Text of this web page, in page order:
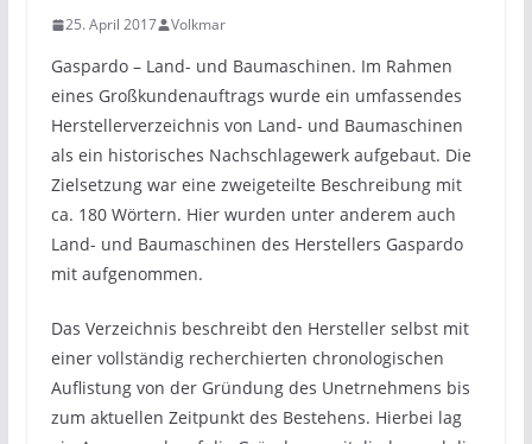
25. April 2017 Volkmar
Gaspardo – Land- und Baumaschinen. Im Rahmen
eines Großkundenauftrags wurde ein umfassendes
Herstellerverzeichnis von Land- und Baumaschinen
als ein historisches Nachschlagewerk aufgebaut. Die
Zielsetzung war eine zweigeteilte Beschreibung mit
ca. 180 Wörtern. Hier wurden unter anderem auch
Land- und Baumaschinen des Herstellers Gaspardo
mit aufgenommen.
Das Verzeichnis beschreibt den Hersteller selbst mit
einer vollständig recherchierten chronologischen
Auflistung von der Gründung des Unetrnehmens bis
zum aktuellen Zeitpunkt des Bestehens. Hierbei lag